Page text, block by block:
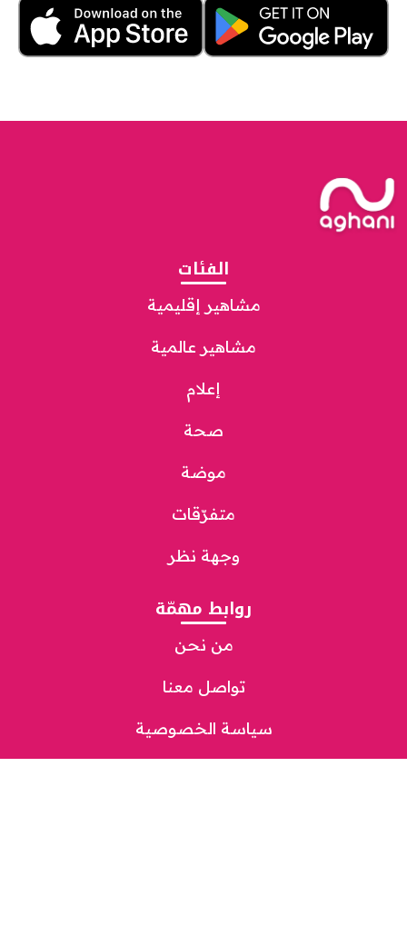
الفئات
مشاهير إقليمية
مشاهير عالمية
إعلام
صحة
موضة
متفرّقات
وجهة نظر
روابط مهمّة
من نحن
تواصل معنا
سياسة الخصوصية